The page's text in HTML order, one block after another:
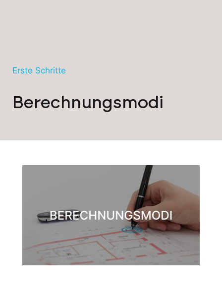
Erste Schritte
Berechnungsmodi